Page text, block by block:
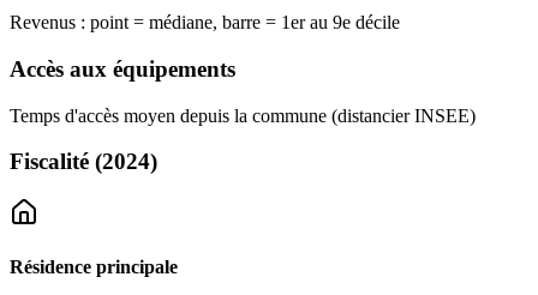
Revenus : point = médiane, barre = 1er au 9e décile
Accès aux équipements
Temps d'accès moyen depuis la commune (distancier INSEE)
Fiscalité (2024)
Résidence principale